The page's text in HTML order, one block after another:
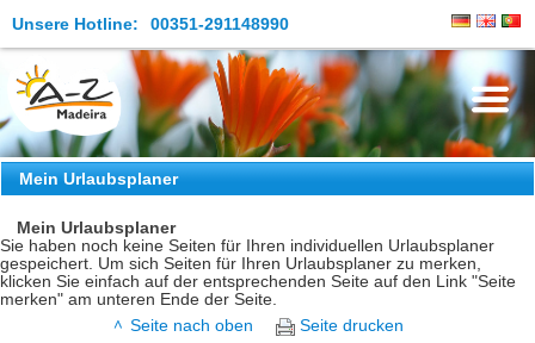
Unsere Hotline: 00351-291148990
Die Insel
Madeira Erleben
Aktuelles
Reiseangebote
Mein Urlaubsplaner
Mein Urlaubsplaner
Sie haben noch keine Seiten für Ihren individuellen Urlaubsplaner
gespeichert. Um sich Seiten für Ihren Urlaubsplaner zu merken,
klicken Sie einfach auf der entsprechenden Seite auf den Link "Seite
merken" am unteren Ende der Seite.
Seite nach oben
Seite drucken